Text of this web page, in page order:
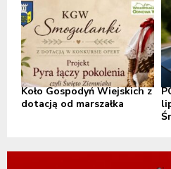
Koło Gospodyń Wiejskich z
dotacją od marszałka